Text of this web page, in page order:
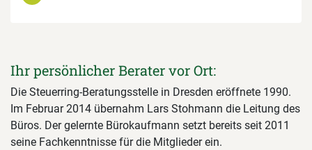
Ihr persönlicher Berater vor Ort:
Die Steuerring-Beratungsstelle in Dresden eröffnete 1990.
Im Februar 2014 übernahm Lars Stohmann die Leitung des
Büros. Der gelernte Bürokaufmann setzt bereits seit 2011
seine Fachkenntnisse für die Mitglieder ein.